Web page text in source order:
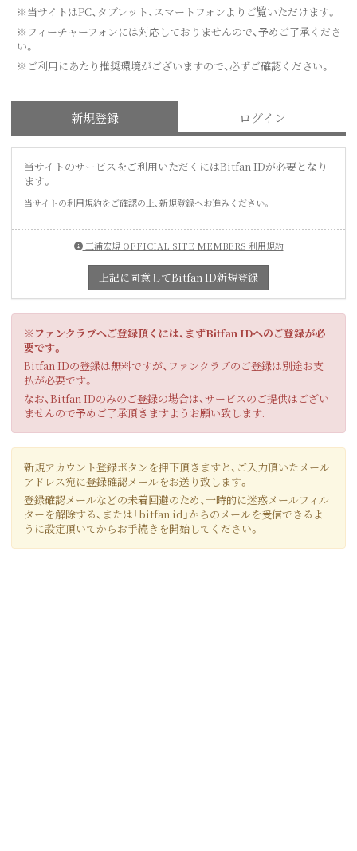
※当サイトはPC、タブレット、スマートフォンよりご覧いただけます。
※フィーチャーフォンには対応しておりませんので、予めご了承くださ
い。
※ご利用にあたり推奨環境がございますので、必ずご確認ください。
新規登録 ログイン
当サイトのサービスをご利用いただくにはBitfan IDが必要となり
ます。
当サイトの利用規約をご確認の上、新規登録へお進みください。
三浦宏規 OFFICIAL SITE MEMBERS 利用規約
上記に同意してBitfan ID新規登録
※ファンクラブへご登録頂くには、まずBitfan IDへのご登録が必
要です。
Bitfan IDの登録は無料ですが、ファンクラブのご登録は別途お支
払が必要です。
なお、Bitfan IDのみのご登録の場合は、サービスのご提供はござい
ませんので予めご了承頂きますようお願い致します.
新規アカウント登録ボタンを押下頂きますと、ご入力頂いたメール
アドレス宛に登録確認メールをお送り致します。
登録確認メールなどの未着回避のため、一時的に迷惑メールフィル
ターを解除する、または「bitfan.id」からのメールを受信できるよ
うに設定頂いてからお手続きを開始してください。